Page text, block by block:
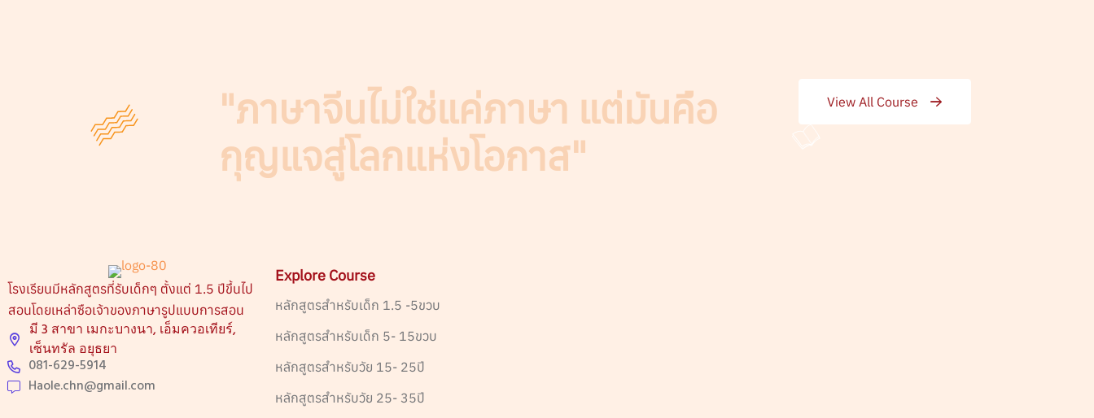
"ภาษาจีนไม่ใช่แค่ภาษา แต่มันคือ
กุญแจสู่โลกแห่งโอกาส"
View All Course
โรงเรียนมีหลักสูตรที่รับเด็กๆ ตั้งแต่ 1.5 ปีขึ้นไป
สอนโดยเหล่าซือเจ้าของภาษารูปแบบการสอน
มี 3 สาขา เมกะบางนา, เอ็มควอเทียร์,
เซ็นทรัล อยุธยา
081-629-5914
Haole.chn@gmail.com
Explore Course
หลักสูตรสำหรับเด็ก 1.5 -5ขวบ
หลักสูตรสำหรับเด็ก 5- 15ขวบ
หลักสูตรสำหรับวัย 15- 25ปี
หลักสูตรสำหรับวัย 25- 35ปี